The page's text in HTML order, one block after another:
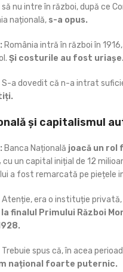
nu intre în război, după ce
națională, s-a opus.
România intră în război în
Și costurile au fost uriașe.
S-a dovedit că n-a intrat
și capitalismul
Banca Națională joacă un rol
cu un capital inițial de 12
a fost remarcată pe piețele
Atenție, era o instituție
finalul Primului Război
Trebuie spus că, în acea
național foarte puternic.